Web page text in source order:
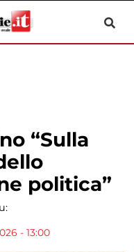
“Sulla
politica”
- 13:00